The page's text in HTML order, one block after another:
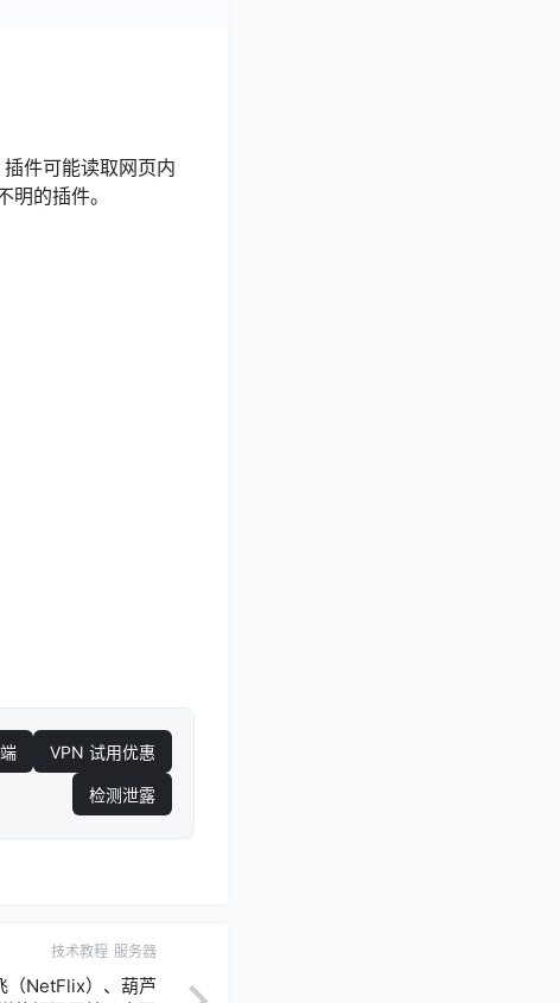
件可能读取网页内
的插件。
VPN 试用优惠
检测泄露
技术教程 服务器
（NetFlix）、葫芦